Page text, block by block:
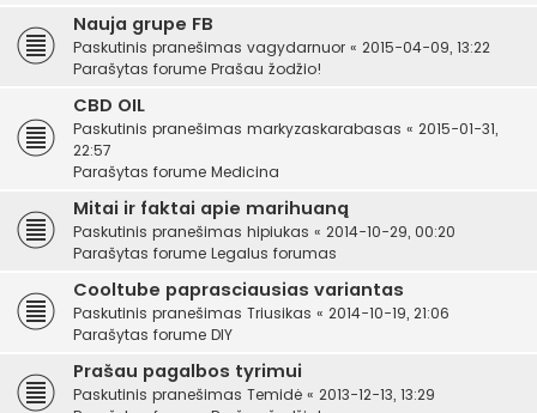
Nauja grupe FB
Paskutinis pranešimas vagydarnuor « 2015-04-09, 13:22
Parašytas forume Prašau žodžio!
CBD OIL
Paskutinis pranešimas markyzaskarabasas « 2015-01-31,
22:57
Parašytas forume Medicina
Mitai ir faktai apie marihuaną
Paskutinis pranešimas hipiukas « 2014-10-29, 00:20
Parašytas forume Legalus forumas
Cooltube paprasciausias variantas
Paskutinis pranešimas Triusikas « 2014-10-19, 21:06
Parašytas forume DIY
Prašau pagalbos tyrimui
Paskutinis pranešimas Temidė « 2013-12-13, 13:29